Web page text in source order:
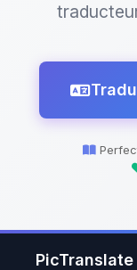
PicTranslate